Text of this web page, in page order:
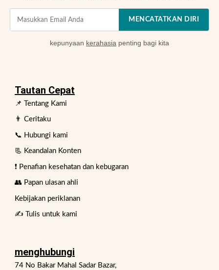
MENCATATKAN DIRI
kepunyaan kerahasia penting bagi kita
Tautan Cepat
📌 Tentang Kami
👨 Ceritaku
📞 Hubungi kami
📃 Keandalan Konten
❗ Penafian kesehatan dan kebugaran
👥 Papan ulasan ahli
Kebijakan periklanan
✍️ Tulis untuk kami
menghubungi
74 No Bakar Mahal Sadar Bazar,